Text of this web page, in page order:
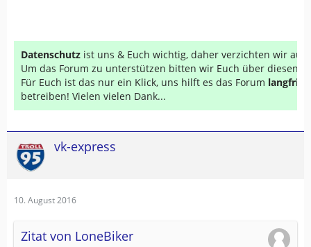
Datenschutz ist uns & Euch wichtig, daher verzichten wir auf
Um das Forum zu unterstützen bitten wir Euch über diesen
Für Euch ist das nur ein Klick, uns hilft es das Forum
betreiben! Vielen vielen Dank...
vk-express
10. August 2016
Zitat von LoneBiker